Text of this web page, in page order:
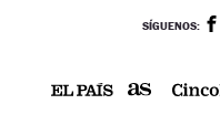
SÍGUENOS: